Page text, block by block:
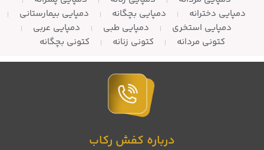
دمپایی دخترانه
دمپایی بچگانه
دمپایی بیمارستانی
دمپایی استخری
دمپایی طبی
دمپایی عربی
کتونی مردانه
کتونی زنانه کتونی بچگانه
درباره کفش رکاب